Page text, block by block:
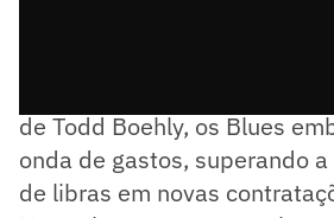
de Todd Boehly, os Blues
onda de gastos, superando
de libras em novas